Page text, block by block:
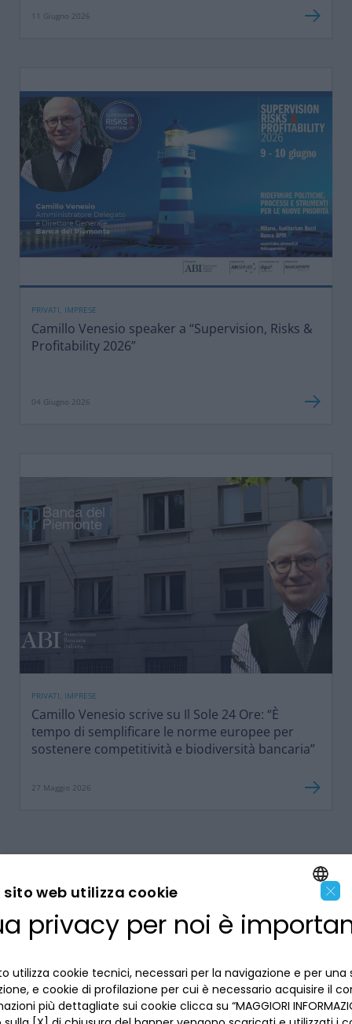
11 Giugno 2026
PRIVATI, IMPRESE
Camillo Venesio speaker a “Supervision, Risks &
Profitability 2026”
04 Giugno 2026
PRIVATI, IMPRESE
Camillo Venesio scrive su Il Sole 24 Ore: “È
tempo di semplificare le norme europee per
sostenere competitività e biodiversità bancaria”
27 Maggio 2026
LA BANCA
INFORMAZIONI PER IL CLIENTE
ENGLISH
×
sito web utilizza cookie
privacy per noi è
utilizza cookie tecnici, necessari per la navigazione e per una
e cookie di profilazione per cui è necessario acquisire il
più dettagliate sui cookie clicca su “MAGGIORI